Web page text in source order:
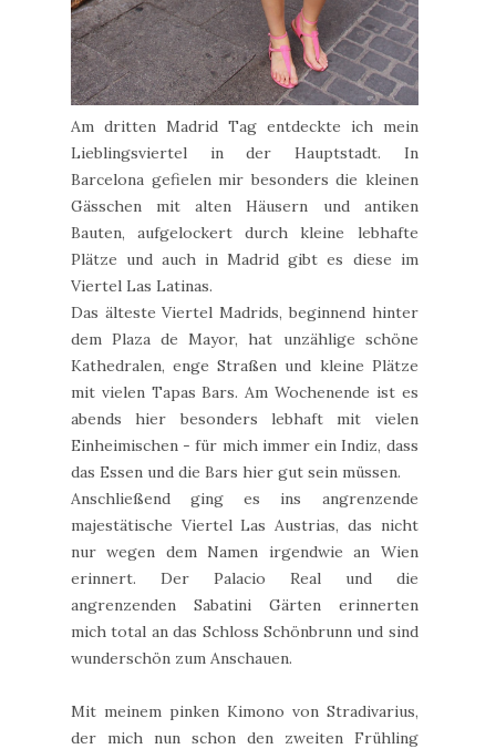
Am dritten Madrid Tag entdeckte ich mein
Lieblingsviertel in der Hauptstadt. In
Barcelona gefielen mir besonders die kleinen
Gässchen mit alten Häusern und antiken
Bauten, aufgelockert durch kleine lebhafte
Plätze und auch in Madrid gibt es diese im
Viertel Las Latinas.
Das älteste Viertel Madrids, beginnend hinter
dem Plaza de Mayor, hat unzählige schöne
Kathedralen, enge Straßen und kleine Plätze
mit vielen Tapas Bars. Am Wochenende ist es
abends hier besonders lebhaft mit vielen
Einheimischen - für mich immer ein Indiz, dass
das Essen und die Bars hier gut sein müssen.
Anschließend ging es ins angrenzende
majestätische Viertel Las Austrias, das nicht
nur wegen dem Namen irgendwie an Wien
erinnert. Der Palacio Real und die
angrenzenden Sabatini Gärten erinnerten
mich total an das Schloss Schönbrunn und sind
wunderschön zum Anschauen.
Mit meinem pinken Kimono von Stradivarius,
der mich nun schon den zweiten Frühling